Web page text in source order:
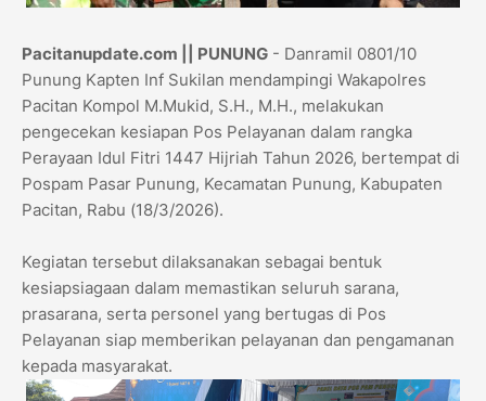
Pacitanupdate.com || PUNUNG - Danramil 0801/10
Punung Kapten Inf Sukilan mendampingi Wakapolres
Pacitan Kompol M.Mukid, S.H., M.H., melakukan
pengecekan kesiapan Pos Pelayanan dalam rangka
Perayaan Idul Fitri 1447 Hijriah Tahun 2026, bertempat di
Pospam Pasar Punung, Kecamatan Punung, Kabupaten
Pacitan, Rabu (18/3/2026).
Kegiatan tersebut dilaksanakan sebagai bentuk
kesiapsiagaan dalam memastikan seluruh sarana,
prasarana, serta personel yang bertugas di Pos
Pelayanan siap memberikan pelayanan dan pengamanan
kepada masyarakat.